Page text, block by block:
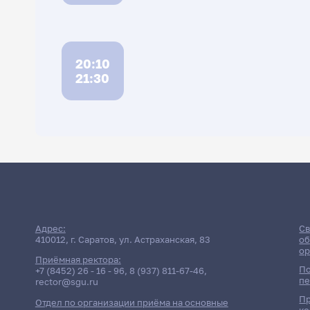
20:10
21:30
Расписание
Адрес:
410012, г. Саратов, ул. Астраханская, 83
Приёмная ректора:
+7 (8452) 26 - 16 - 96, 8 (937) 811-67-46,
rector@sgu.ru
Отдел по организации приёма на основные